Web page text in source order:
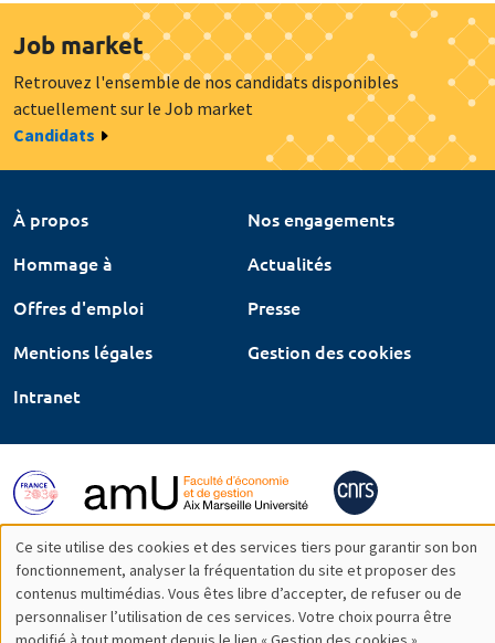
Job market
Retrouvez l'ensemble de nos candidats disponibles
actuellement sur le Job market
Candidats
À propos
Nos engagements
Hommage à
Actualités
Offres d'emploi
Presse
Mentions légales
Gestion des cookies
Intranet
Utilisation
des
Ce site utilise des cookies et des services tiers pour garantir son bon
fonctionnement, analyser la fréquentation du site et proposer des
contenus multimédias. Vous êtes libre d’accepter, de refuser ou de
personnaliser l’utilisation de ces services. Votre choix pourra être